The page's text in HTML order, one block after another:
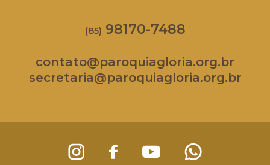
(85) 98170-7488
contato@paroquiagloria.org.br
secretaria@paroquiagloria.org.br